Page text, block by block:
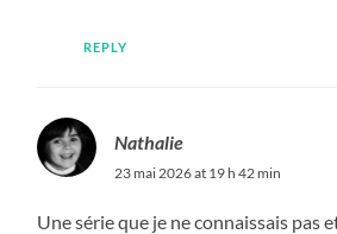
REPLY
Nathalie
23 mai 2026 at 19 h 42 min
Une série que je ne connaissais pas